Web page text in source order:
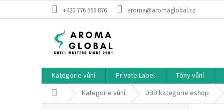
+420 776 566 876 aroma@aromaglobal.cz
Kategorie vůní Private Label Tóny vůní
Domů Kategorie vůní DBB kategorie eshop